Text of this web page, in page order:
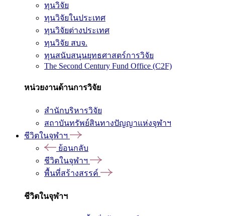
ทุนวิจัย
ทุนวิจัยในประเทศ
ทุนวิจัยต่างประเทศ
ทุนวิจัย สบจ.
ทุนสนับสนุนยุทธศาสตร์การวิจัย
The Second Century Fund Office (C2F)
หน่วยงานด้านการวิจัย
สำนักบริหารวิจัย
สถาบันทรัพย์สินทางปัญญาแห่งจุฬาฯ
ชีวิตในจุฬาฯ
ย้อนกลับ
ชีวิตในจุฬาฯ
พื้นที่สร้างสรรค์
ชีวิตในจุฬาฯ